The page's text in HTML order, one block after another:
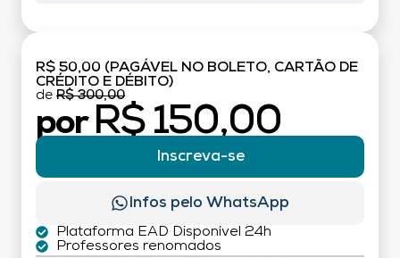
R$ 50,00 (PAGÁVEL NO BOLETO, CARTÃO DE
CRÉDITO E DÉBITO)
de R$ 300,00
por R$ 150,00
Inscreva-se
Infos pelo WhatsApp
Plataforma EAD Disponível 24h
Professores renomados